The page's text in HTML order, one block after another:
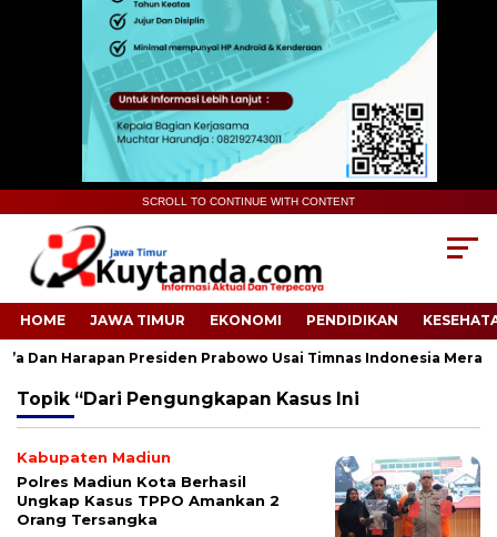
SCROLL TO CONTINUE WITH CONTENT
HOME JAWA TIMUR EKONOMI PENDIDIKAN
Dan Harapan Presiden Prabowo Usai Timnas Indonesia Meraih
Topik “Dari Pengungkapan Kasus Ini
Kabupaten Madiun
Polres Madiun Kota Berhasil
Ungkap Kasus TPPO Amankan 2
Orang Tersangka